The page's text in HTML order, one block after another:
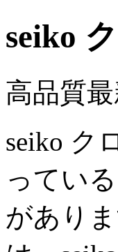
seiko
高品質
seiko ク
ってい
があり